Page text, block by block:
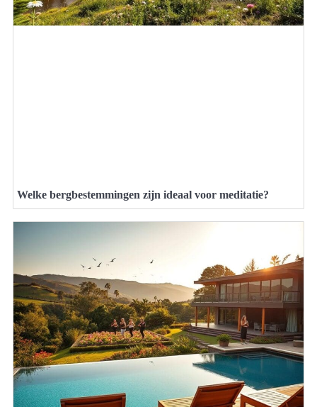
Welke bergbestemmingen zijn ideaal voor meditatie?